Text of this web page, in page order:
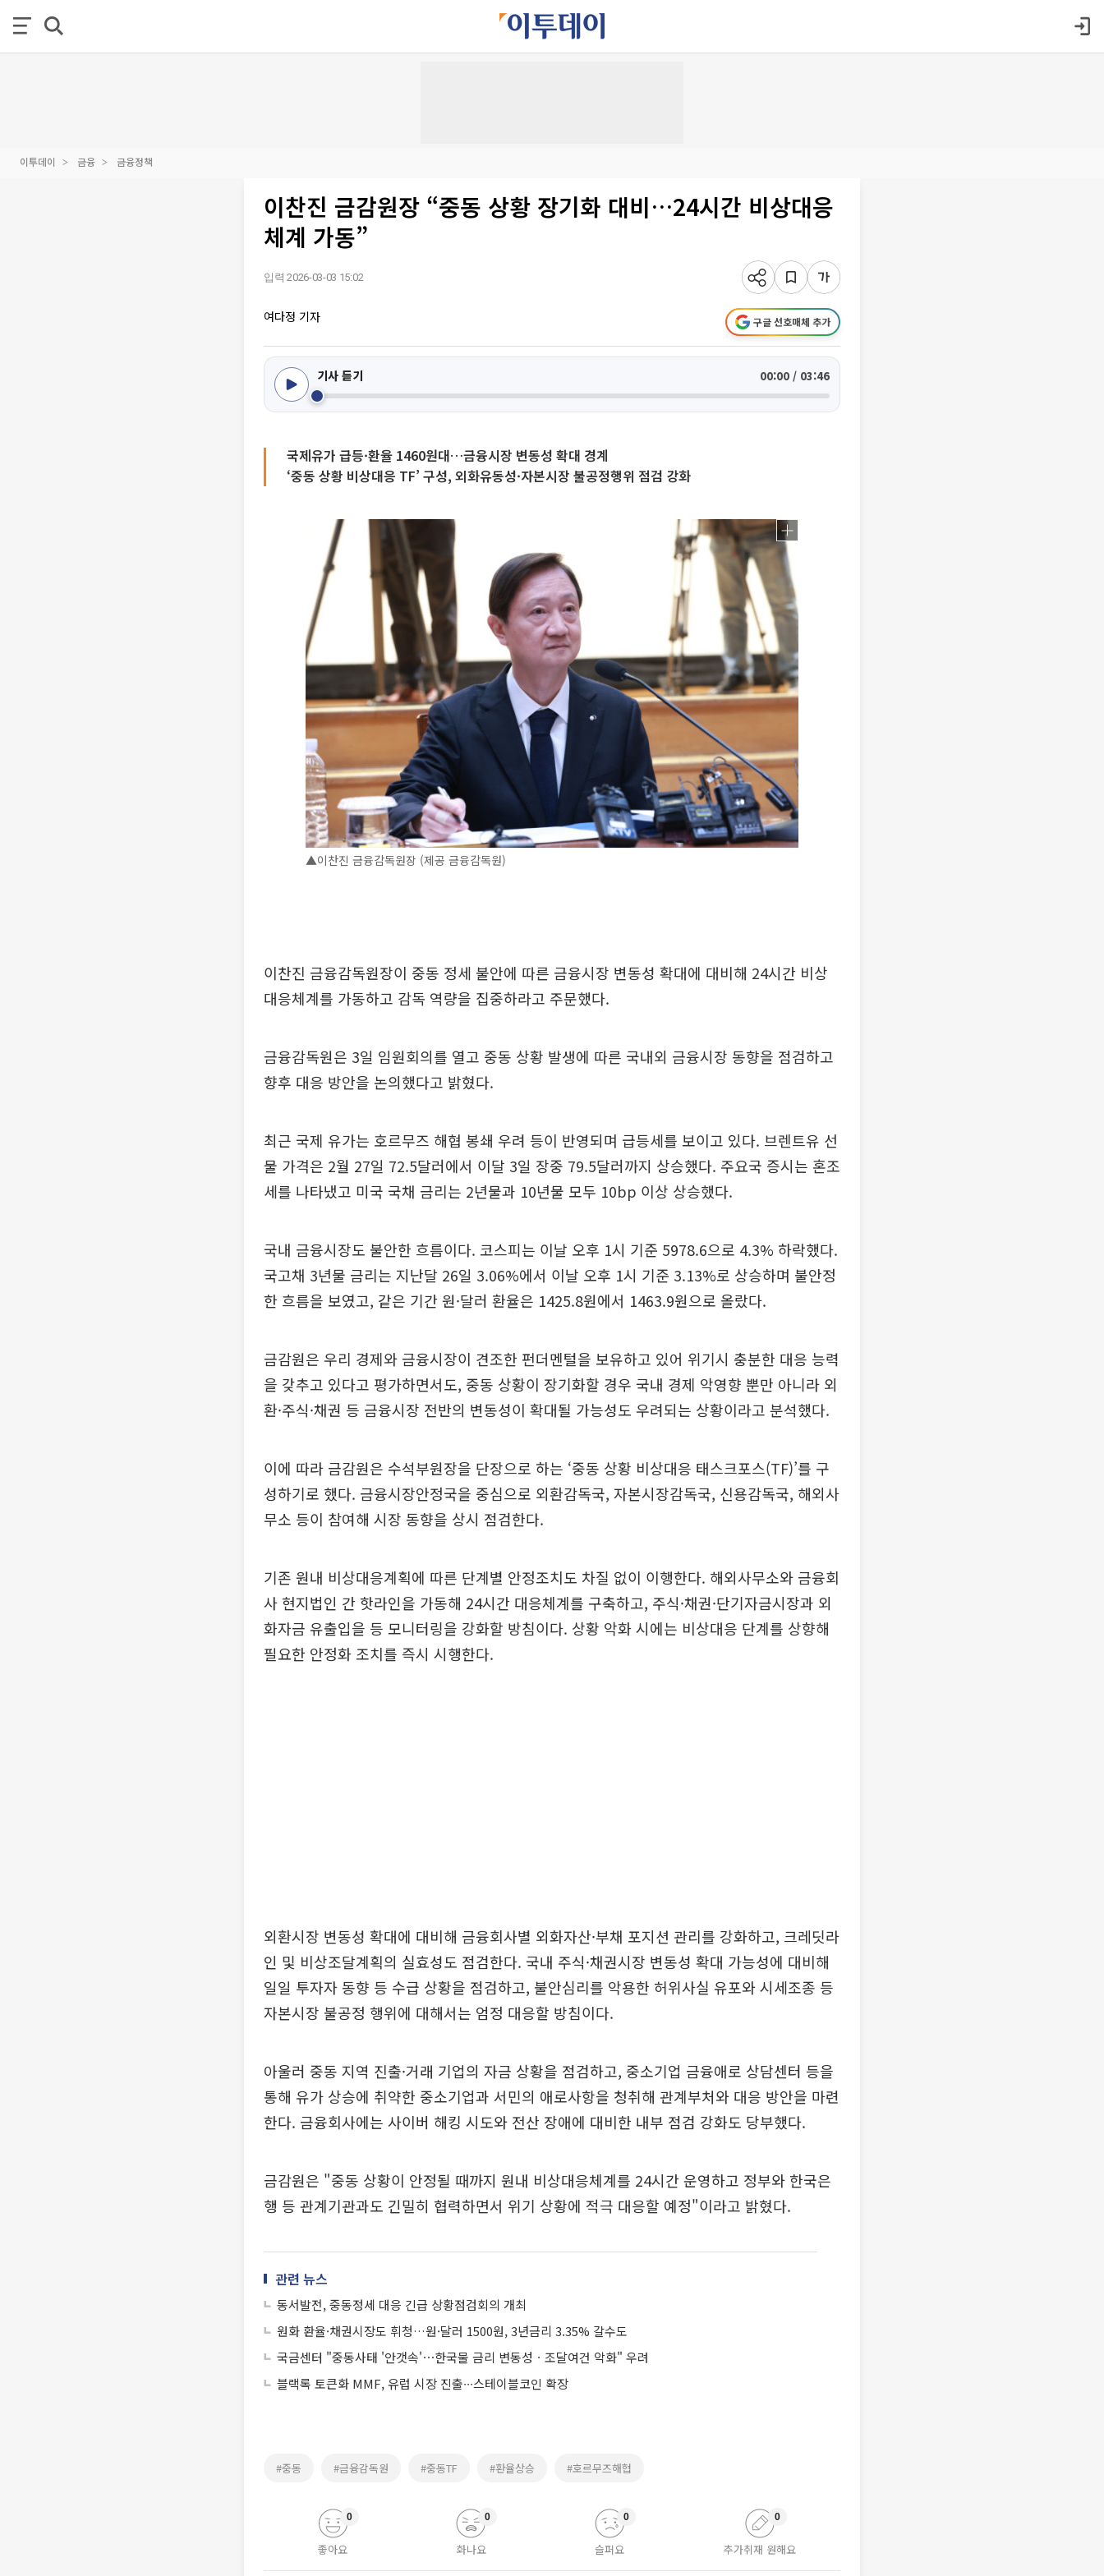
이투데이 금융 금융정책
이찬진 금감원장 “중동 상황 장기화 대비…24시간 비상대응
체계 가동”
입력 2026-03-03 15:02
여다정 기자 구글 선호매체 추가
기사 듣기 00:00 / 03:46
국제유가 급등·환율 1460원대…금융시장 변동성 확대 경계
‘중동 상황 비상대응 TF’ 구성, 외화유동성·자본시장 불공정행위 점검 강화
▲이찬진 금융감독원장 (제공 금융감독원)
이찬진 금융감독원장이 중동 정세 불안에 따른 금융시장 변동성 확대에 대비해 24시간 비상
대응체계를 가동하고 감독 역량을 집중하라고 주문했다.
금융감독원은 3일 임원회의를 열고 중동 상황 발생에 따른 국내외 금융시장 동향을 점검하고
향후 대응 방안을 논의했다고 밝혔다.
최근 국제 유가는 호르무즈 해협 봉쇄 우려 등이 반영되며 급등세를 보이고 있다. 브렌트유 선
물 가격은 2월 27일 72.5달러에서 이달 3일 장중 79.5달러까지 상승했다. 주요국 증시는 혼조
세를 나타냈고 미국 국채 금리는 2년물과 10년물 모두 10bp 이상 상승했다.
국내 금융시장도 불안한 흐름이다. 코스피는 이날 오후 1시 기준 5978.6으로 4.3% 하락했다.
국고채 3년물 금리는 지난달 26일 3.06%에서 이날 오후 1시 기준 3.13%로 상승하며 불안정
한 흐름을 보였고, 같은 기간 원·달러 환율은 1425.8원에서 1463.9원으로 올랐다.
금감원은 우리 경제와 금융시장이 견조한 펀더멘털을 보유하고 있어 위기시 충분한 대응 능력
을 갖추고 있다고 평가하면서도, 중동 상황이 장기화할 경우 국내 경제 악영향 뿐만 아니라 외
환·주식·채권 등 금융시장 전반의 변동성이 확대될 가능성도 우려되는 상황이라고 분석했다.
이에 따라 금감원은 수석부원장을 단장으로 하는 ‘중동 상황 비상대응 태스크포스(TF)’를 구
성하기로 했다. 금융시장안정국을 중심으로 외환감독국, 자본시장감독국, 신용감독국, 해외사
무소 등이 참여해 시장 동향을 상시 점검한다.
기존 원내 비상대응계획에 따른 단계별 안정조치도 차질 없이 이행한다. 해외사무소와 금융회
사 현지법인 간 핫라인을 가동해 24시간 대응체계를 구축하고, 주식·채권·단기자금시장과 외
화자금 유출입을 등 모니터링을 강화할 방침이다. 상황 악화 시에는 비상대응 단계를 상향해
필요한 안정화 조치를 즉시 시행한다.
외환시장 변동성 확대에 대비해 금융회사별 외화자산·부채 포지션 관리를 강화하고, 크레딧라
인 및 비상조달계획의 실효성도 점검한다. 국내 주식·채권시장 변동성 확대 가능성에 대비해
일일 투자자 동향 등 수급 상황을 점검하고, 불안심리를 악용한 허위사실 유포와 시세조종 등
자본시장 불공정 행위에 대해서는 엄정 대응할 방침이다.
아울러 중동 지역 진출·거래 기업의 자금 상황을 점검하고, 중소기업 금융애로 상담센터 등을
통해 유가 상승에 취약한 중소기업과 서민의 애로사항을 청취해 관계부처와 대응 방안을 마련
한다. 금융회사에는 사이버 해킹 시도와 전산 장애에 대비한 내부 점검 강화도 당부했다.
금감원은 "중동 상황이 안정될 때까지 원내 비상대응체계를 24시간 운영하고 정부와 한국은
행 등 관계기관과도 긴밀히 협력하면서 위기 상황에 적극 대응할 예정"이라고 밝혔다.
관련 뉴스
동서발전, 중동정세 대응 긴급 상황점검회의 개최
원화 환율·채권시장도 휘청…원·달러 1500원, 3년금리 3.35% 갈수도
국금센터 "중동사태 '안갯속'⋯한국물 금리 변동성ㆍ조달여건 악화" 우려
블랙록 토큰화 MMF, 유럽 시장 진출∙∙∙스테이블코인 확장
#중동 #금융감독원 #중동TF #환율상승 #호르무즈해협
좋아요
0
화나요
0
슬퍼요
0
추가취재 원해요
0